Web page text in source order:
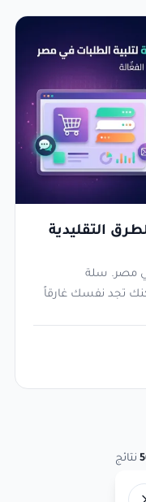
التقليدية
في مصر. سلة
تجد نفسك غارقاً
نتائج